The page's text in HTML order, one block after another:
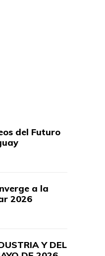
del Futuro
a la
2026
Y DEL